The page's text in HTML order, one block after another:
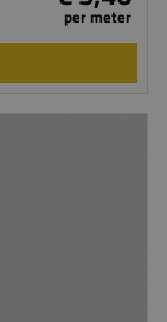
per meter